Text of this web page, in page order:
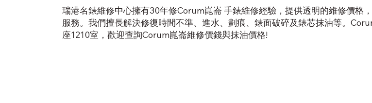
瑞港名錶維修中心擁有30年修Corum崑崙 手錶維修經驗，提供透明的維修價格
服務。我們擅長解決修復時間不準、進水、劃痕、錶面破碎及錶芯抹油等。
座1210室，歡迎查詢Corum崑崙維修價錢與抹油價格!